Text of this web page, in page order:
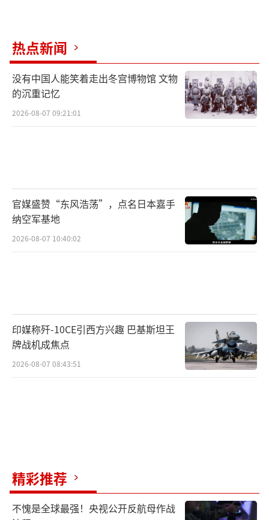
热点新闻
没有中国人能笑着走出冬宫博物馆 文物
的沉重记忆
2026-08-07 09:21:01
官媒盛赞“东风浩荡”，点名日本嘉手
纳空军基地
2026-08-07 10:40:02
印媒称歼-10CE引西方兴趣 巴基斯坦王
牌战机成焦点
2026-08-07 08:43:51
精彩推荐
不愧是全球最强！央视公开反航母作战